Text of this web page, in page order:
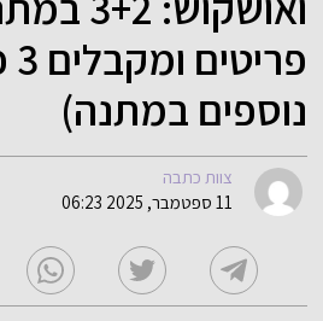
נוספים במתנה)
צוות כתבה
11 ספטמבר, 2025 06:23